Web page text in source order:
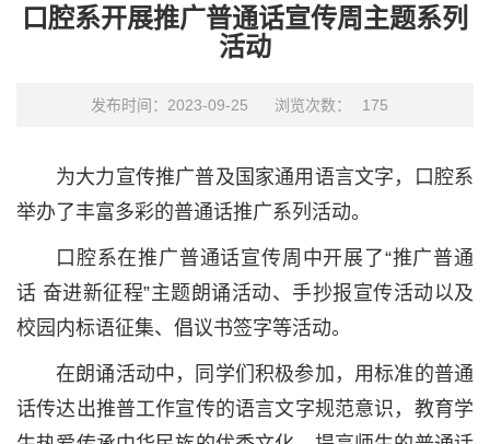
口腔系开展推广普通话宣传周主题系列
活动
发布时间：2023-09-25 浏览次数： 175
为大力宣传推广普及国家通用语言文字，口腔系
举办了丰富多彩的普通话推广系列活动。
口腔系在推广普通话宣传周中开展了“推广普通
话 奋进新征程”主题朗诵活动、手抄报宣传活动以及
校园内标语征集、倡议书签字等活动。
在朗诵活动中，同学们积极参加，用标准的普通
话传达出推普工作宣传的语言文字规范意识，教育学